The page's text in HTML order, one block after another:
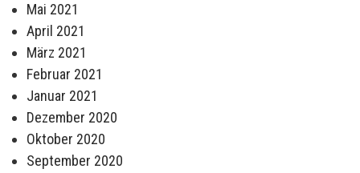
Mai 2021
April 2021
März 2021
Februar 2021
Januar 2021
Dezember 2020
Oktober 2020
September 2020